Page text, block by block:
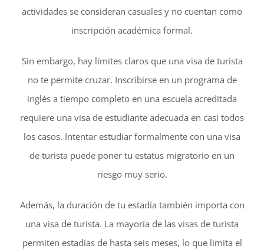
actividades se consideran casuales y no cuentan como
inscripción académica formal.
Sin embargo, hay límites claros que una visa de turista
no te permite cruzar. Inscribirse en un programa de
inglés a tiempo completo en una escuela acreditada
requiere una visa de estudiante adecuada en casi todos
los casos. Intentar estudiar formalmente con una visa
de turista puede poner tu estatus migratorio en un
riesgo muy serio.
Además, la duración de tu estadía también importa con
una visa de turista. La mayoría de las visas de turista
permiten estadías de hasta seis meses, lo que limita el